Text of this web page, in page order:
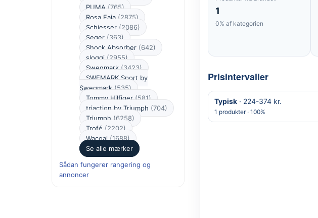
PUMA (765)
Rosa Faia (2875)
Schiesser (2086)
Seger (363)
Shock Absorber (642)
sloggi (2955)
Swegmark (3423)
SWEMARK Sport by
Swegmark (535)
Tommy Hilfiger (581)
triaction by Triumph (704)
Triumph (6258)
Trofé (2202)
Wacoal(1688)
Se alle mærker
Sådan fungerer rangering og
annoncer
1
0% af kategorien
Prisintervaller
Typisk· 224-374 kr.
1 produkter · 100%